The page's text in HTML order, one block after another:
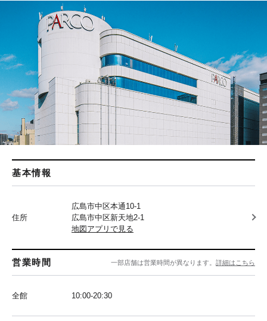
基本情報
住所
広島市中区本通10-1
広島市中区新天地2-1
地図アプリで見る
営業時間 一部店舗は営業時間が異なります。 詳細はこちら
全館 10:00-20:30